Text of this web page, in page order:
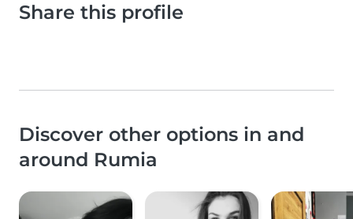
Share this profile
Discover other options in and
around Rumia